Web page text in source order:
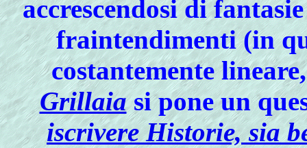
accrescendosi di
fraintendimenti (in
costantemente
Grillaiasi pone un
iscrivere Historie, sia